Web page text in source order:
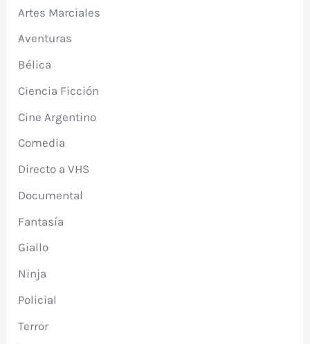
Artes Marciales
Aventuras
Bélica
Ciencia Ficción
Cine Argentino
Comedia
Directo a VHS
Documental
Fantasía
Giallo
Ninja
Policial
Terror